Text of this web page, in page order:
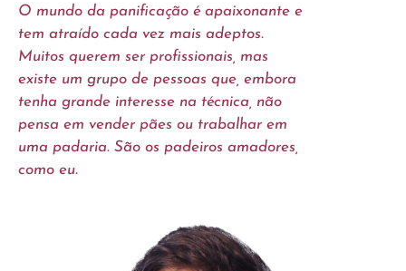
O mundo da panificação é apaixonante e
tem atraído cada vez mais adeptos.
Muitos querem ser profissionais, mas
existe um grupo de pessoas que, embora
tenha grande interesse na técnica, não
pensa em vender pães ou trabalhar em
uma padaria. São os padeiros amadores,
como eu.